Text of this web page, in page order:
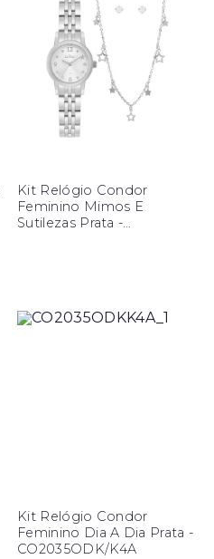
Kit Relógio Condor
Feminino Mimos E
Sutilezas Prata -
Kit Relógio Condor
Feminino Dia A Dia Prata -
CO2035ODK/K4A